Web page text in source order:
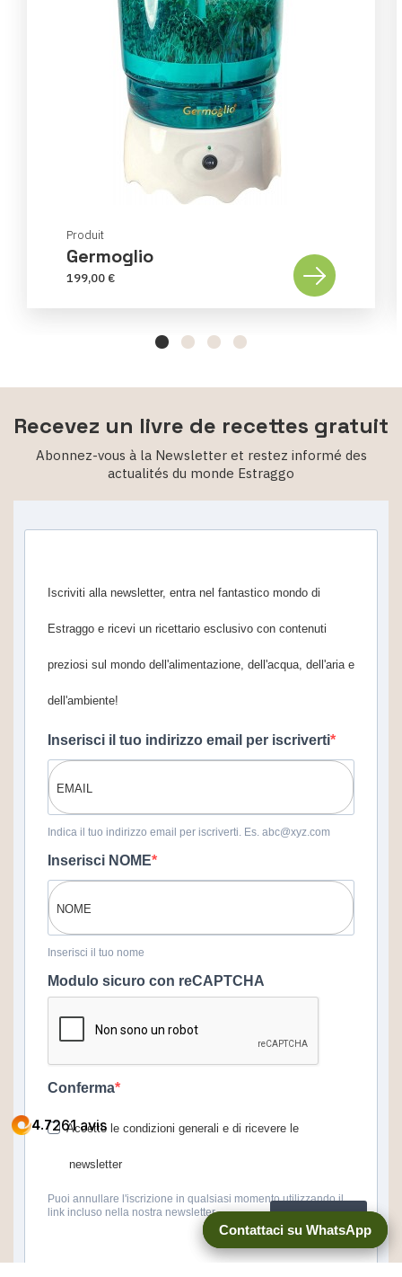
Produit
Germoglio
199,00 €
Recevez un livre de recettes gratuit
Abonnez-vous à la Newsletter et restez informé des
actualités du monde Estraggo
Iscriviti alla newsletter, entra nel fantastico mondo di
Estraggo e ricevi un ricettario esclusivo con contenuti
preziosi sul mondo dell'alimentazione, dell'acqua, dell'aria e
dell'ambiente!
Inserisci il tuo indirizzo email per iscriverti
Indica il tuo indirizzo email per iscriverti. Es. abc@xyz.com
Inserisci NOME
Inserisci il tuo nome
Modulo sicuro con reCAPTCHA
Conferma
Accetto le condizioni generali e di ricevere le
newsletter
Puoi annullare l'iscrizione in qualsiasi momento utilizzando il
link incluso nella nostra newsletter.
Contattaci su WhatsApp
Contattaci su WhatsApp